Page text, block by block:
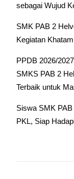
sebagai Wujud
SMK PAB 2
Kegiatan
PPDB 2026/
SMKS PAB 2
Terbaik untuk
Siswa SMK
PKL, Siap